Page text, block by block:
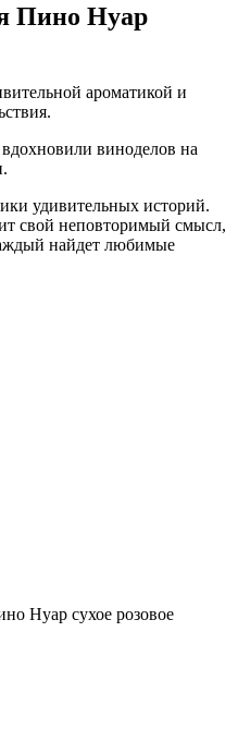
Пино Нуар
ароматикой и
виноделов на
удивительных историй.
свой неповторимый смысл,
найдет любимые